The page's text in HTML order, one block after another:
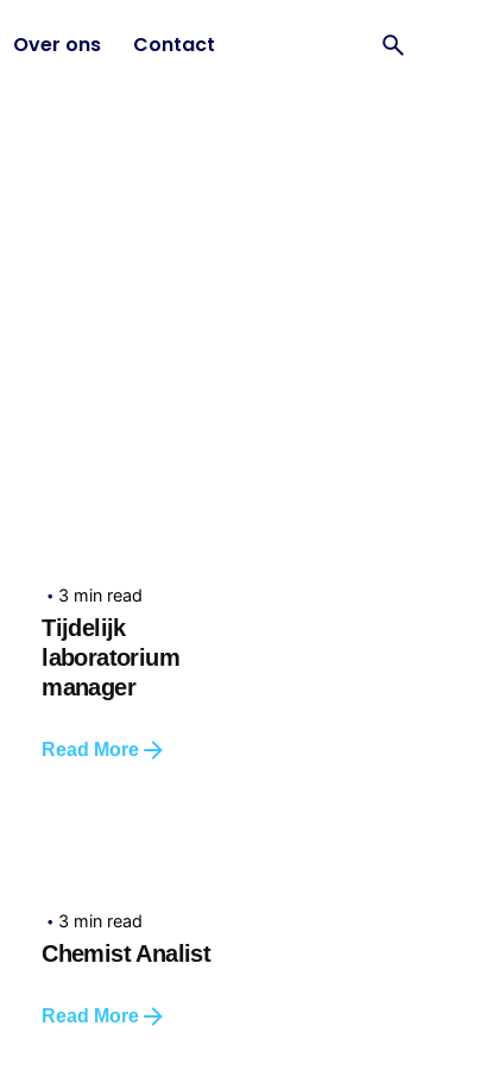
Over ons Contact
3 min read
Tijdelijk
laboratorium
manager
Read More
3 min read
Chemist Analist
Read More